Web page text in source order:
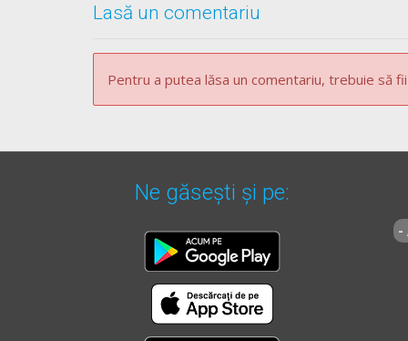
Lasă un comentariu
Pentru a putea lăsa un comentariu, trebuie să
Ne găsești și pe:
-